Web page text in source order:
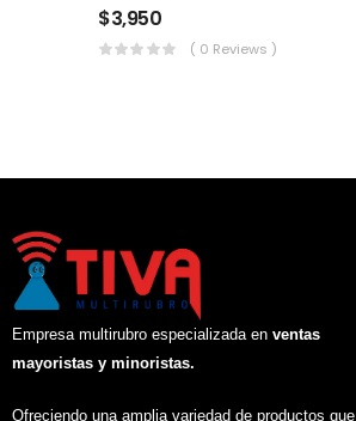
$3,950
( 0 Reviews )
Empresa multirubro especializada en ventas
mayoristas y minoristas.
Ofreciendo una amplia variedad de productos que